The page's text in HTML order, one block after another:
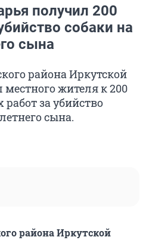
получил 200
собаки на
сына
района Иркутской
жителя к 200
за убийство
сына.
района Иркутской